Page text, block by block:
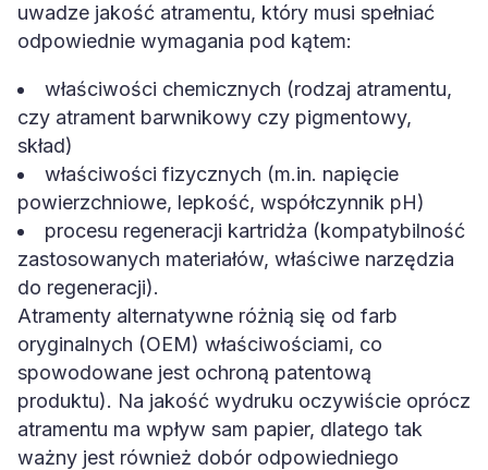
uwadze jakość atramentu, który musi spełniać
odpowiednie wymagania pod kątem:
właściwości chemicznych (rodzaj atramentu,
czy atrament barwnikowy czy pigmentowy,
skład)
właściwości fizycznych (m.in. napięcie
powierzchniowe, lepkość, współczynnik pH)
procesu regeneracji kartridża (kompatybilność
zastosowanych materiałów, właściwe narzędzia
do regeneracji).
Atramenty alternatywne różnią się od farb
oryginalnych (OEM) właściwościami, co
spowodowane jest ochroną patentową
produktu). Na jakość wydruku oczywiście oprócz
atramentu ma wpływ sam papier, dlatego tak
ważny jest również dobór odpowiedniego